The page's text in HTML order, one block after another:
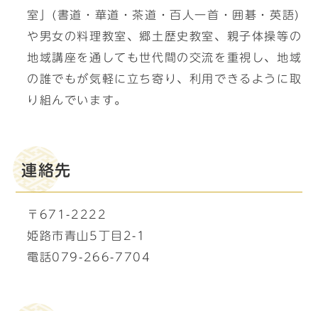
室」(書道・華道・茶道・百人一首・囲碁・英語)
や男女の料理教室、郷土歴史教室、親子体操等の
地域講座を通しても世代間の交流を重視し、地域
の誰でもが気軽に立ち寄り、利用できるように取
り組んでいます。
連絡先
〒671-2222
姫路市青山5丁目2-1
電話079-266-7704